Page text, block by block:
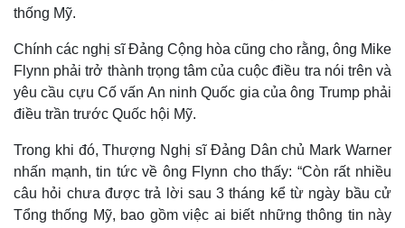
thống Mỹ.
Chính các nghị sĩ Đảng Cộng hòa cũng cho rằng, ông Mike
Flynn phải trở thành trọng tâm của cuộc điều tra nói trên và
yêu cầu cựu Cố vấn An ninh Quốc gia của ông Trump phải
điều trần trước Quốc hội Mỹ.
Trong khi đó, Thượng Nghị sĩ Đảng Dân chủ Mark Warner
nhấn mạnh, tin tức về ông Flynn cho thấy: “Còn rất nhiều
câu hỏi chưa được trả lời sau 3 tháng kể từ ngày bầu cử
Tổng thống Mỹ, bao gồm việc ai biết những thông tin này